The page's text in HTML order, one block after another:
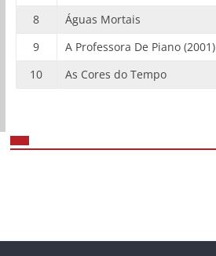
8
Águas Mortais
9
A Professora De Piano (2001)
10
As Cores do Tempo